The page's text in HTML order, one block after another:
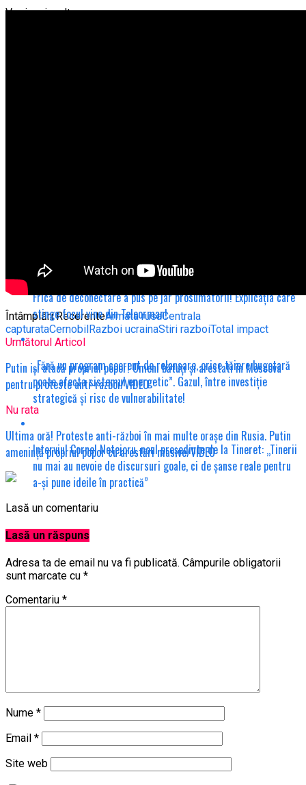
Întâmplări RecerenteArmata rusaCentrala
capturataCernobilRazboi ucrainaStiri razboiTotal impact
Următorul Articol
Putin iși atacă propriul popor! Omeni bătuți și arestati în Moscova
pentru proteste anti-razboi/VIDEO
Nu rata
Ultima oră! Proteste anti-război în mai multe orașe din Rusia. Putin
amenință propriul popor cu arestări masive/VIDEO
Vezi mai mult
Frica de deconectare a pus pe jar prosumatorii! Explicația care
stinge focul vine din Teleorman!
„Fără un program coerent de relansare, orice tăiere bugetară
poate afecta sistemul energetic”. Gazul, între investiție
strategică și risc de vulnerabilitate!
Interviu! Cornel Netejoru, noul președinte de la Tineret: „Tinerii
nu mai au nevoie de discursuri goale, ci de șanse reale pentru
a-și pune ideile în practică”
Lasă un comentariu
Lasă un răspuns
Adresa ta de email nu va fi publicată. Câmpurile obligatorii
sunt marcate cu *
Comentariu *
Nume *
Email *
Site web